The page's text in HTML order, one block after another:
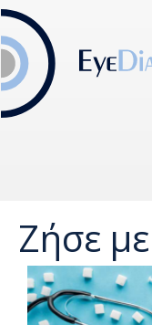
Ζήσε